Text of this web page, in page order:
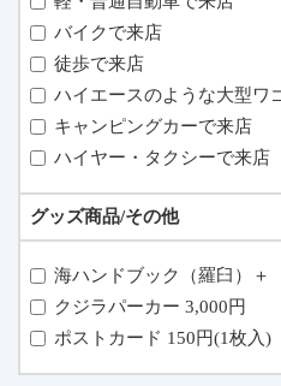
バイクで来店
徒歩で来店
ハイエースのような大型ワ
キャンピングカーで来店
ハイヤー・タクシーで来店
グッズ商品/その他
海ハンドブック（羅臼）
クジラパーカー 3,000円
ポストカード 150円(1枚入)